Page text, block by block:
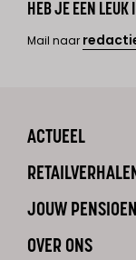
HEB JE EEN LEUK
Mail naar
ACTUEEL
RETAILVERHALEN
JOUW PENSIOEN
OVER ONS